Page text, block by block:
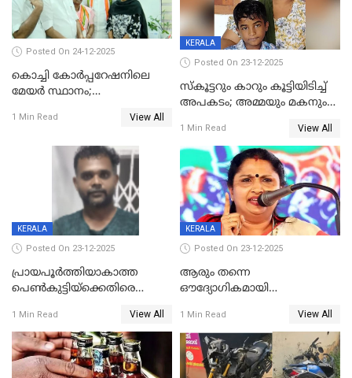
Posted On 24-12-2025
കൊച്ചി കോര്‍പ്പറേഷനിലെ
മേയര്‍ സ്ഥാനം;
രൂക്ഷം
1 Min Read View All
KERALA
Posted On 23-12-2025
സ്കൂട്ടറും കാറും കൂട്ടിയിടിച്ച്
അപകടം; അമ്മയും മകനും
ഗുരുതരാവസ്ഥയിൽ
1 Min Read View All
KERALA
Posted On 23-12-2025
പ്രായപൂർത്തിയാകാത്ത
പെൺകുട്ടിയ്ക്കെതിരെ
59 വർഷം തടവും 90,൦൦൦ രൂപ
പിഴയും ശിക്ഷ
1 Min Read View All
KERALA
Posted On 23-12-2025
ആരും തന്നെ
ഔദ്യോഗികമായി
കണ്ടെത്താൻ ഇന്ന് കോർ
കമ്മിറ്റി കൂടിയില്ല';
അതൃപ്തിയുമായി ദീപ്തി മേരി
വർഗീസ്
1 Min Read View All